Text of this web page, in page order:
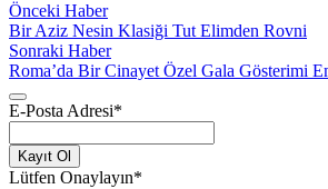
Önceki Haber
Bir Aziz Nesin Klasiği Tut Elimden Rovni
Sonraki Haber
Roma’da Bir Cinayet Özel Gala Gösterimi
E-Posta Adresi*
Kayıt Ol
Lütfen Onaylayın*